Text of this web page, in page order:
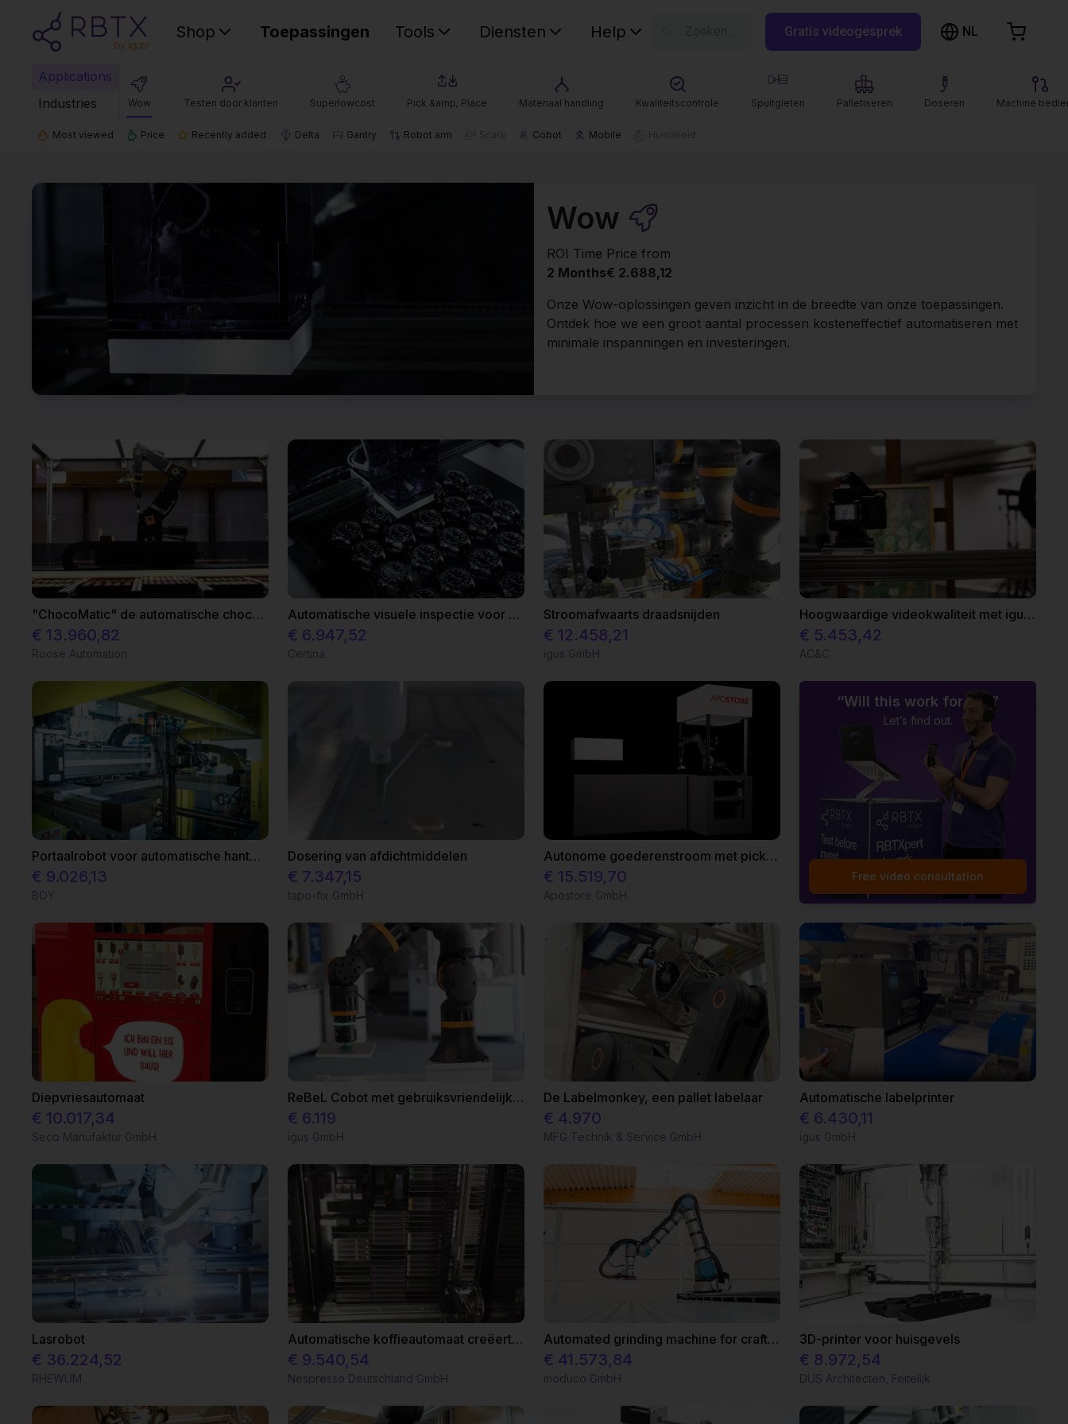
Shop Toepassingen Tools Diensten Help Gratis videogesprek NL
Applications
Industries
Wow Testen door klanten Superlowcost Pick &amp; Place Materiaal handling Kwaliteitscontrole Spuitgieten Palletiseren Doseren Machine
Most viewed Price Recently added Delta Gantry Robot arm Cobot Mobile
Wow
ROI Time
2 Months
Price from
€ 2.688,12
Onze Wow-oplossingen geven inzicht in de breedte van onze toepassingen.
Ontdek hoe we een groot aantal processen kosteneffectief automatiseren met
minimale inspanningen en investeringen.
"ChocoMatic" de automatische chocoladedispenser
€ 13.960,82
Roose Automation
Automatische visuele inspectie voor horloges
€ 6.947,52
Certina
Stroomafwaarts draadsnijden
€ 12.458,21
igus GmbH
Hoogwaardige videokwaliteit met igus voordelige portaalrobots
€ 5.453,42
AC&C
Portaalrobot voor automatische hantering van spuitgietproducten van BOY
€ 9.026,13
BOY
Dosering van afdichtmiddelen
€ 7.347,15
tapo-fix GmbH
Autonome goederenstroom met pick and place robot
€ 15.519,70
Apostore GmbH
“Will this work for us?”
Let’s find out.
Free video consultation
Diepvriesautomaat
€ 10.017,34
Seco Manufaktur GmbH
ReBeL Cobot met gebruiksvriendelijke vacuümgrijper voor verzamelen en plaatsen
€ 6.119
igus GmbH
De Labelmonkey, een pallet labelaar
€ 4.970
MFG Technik & Service GmbH
Automatische labelprinter
€ 6.430,11
igus GmbH
Lasrobot
€ 36.224,52
RHEWUM
Automatische koffieautomaat creëert nieuwe winkel ervaring
€ 9.540,54
Nespresso Deutschland GmbH
Automated grinding machine for craft businesses
€ 41.573,84
moduco GmbH
3D-printer voor huisgevels
€ 8.972,54
DUS Architecten, Feitelijk
Uw winkelwagen is leeg